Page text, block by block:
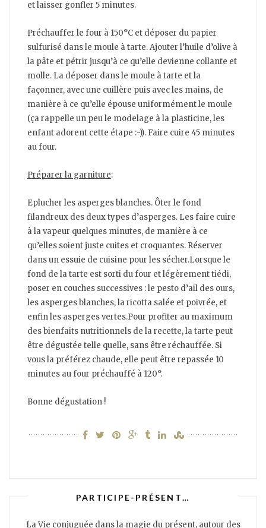
et laisser gonfler 5 minutes.
Préchauffer le four à 150°C et déposer du papier
sulfurisé dans le moule à tarte. Ajouter l’huile d’olive à
la pâte et pétrir jusqu’à ce qu’elle devienne collante et
molle. La déposer dans le moule à tarte et la
façonner, avec une cuillère puis avec les mains, de
manière à ce qu’elle épouse uniformément le moule
(ça rappelle un peu le modelage à la plasticine, les
enfant adorent cette étape :-)). Faire cuire 45 minutes
au four.
Préparer la garniture:
Eplucher les asperges blanches. Ôter le fond
filandreux des deux types d’asperges. Les faire cuire
à la vapeur quelques minutes, de manière à ce
qu’elles soient juste cuites et croquantes. Réserver
dans un essuie de cuisine pour les sécher.Lorsque le
fond de la tarte est sorti du four et légèrement tiédi,
poser en couches successives : le pesto d’ail des ours,
les asperges blanches, la ricotta salée et poivrée, et
enfin les asperges vertes.Pour profiter au maximum
des bienfaits nutritionnels de la recette, la tarte peut
être dégustée telle quelle, sans être réchauffée. Si
vous la préférez chaude, elle peut être repassée 10
minutes au four préchauffé à 120°.
Bonne dégustation !
PARTICIPE-PRÉSENT…
La Vie conjuguée dans la magie du présent, autour des